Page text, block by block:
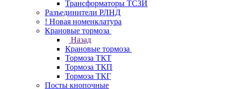
Трансформаторы ТСЗИ
Разъединители РЛНД
! Новая номенклатура
Крановые тормоза
Назад
Крановые тормоза
Тормоза ТКТ
Тормоза ТКП
Тормоза ТКГ
Посты кнопочные